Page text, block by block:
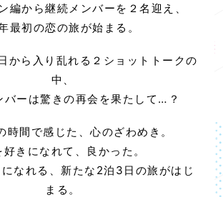
編から継続メンバーを２名迎え、
最初の恋の旅が始まる。
から入り乱れる２ショットトークの
中、
バーは驚きの再会を果たして…？
時間で感じた、心のざわめき。
好きになれて、良かった。
なれる、新たな2泊3日の旅がはじ
まる。